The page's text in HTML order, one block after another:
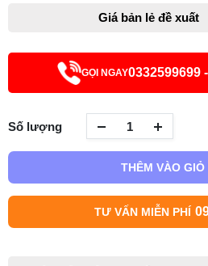
Giá bản lẻ đề xuất
GỌI NGAY0332599699 -
Số lượng
THÊM VÀO GIỎ
TƯ VẤN MIỄN PHÍ